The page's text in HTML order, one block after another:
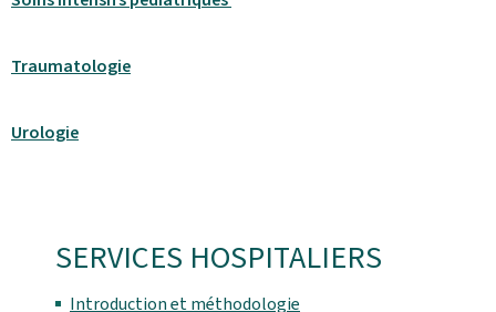
Traumatologie
Urologie
SERVICES HOSPITALIERS
Introduction et méthodologie